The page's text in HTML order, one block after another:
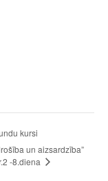
kursi
un aizsardzība”
-8.diena